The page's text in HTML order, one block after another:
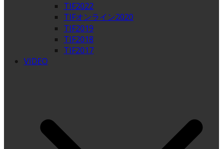
TIF2022
TIFオンライン2020
TIF2019
TIF2018
TIF2017
VIDEO